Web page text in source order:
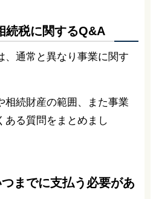
続税に関するQ&A
、通常と異なり事業に関す
相続財産の範囲、また事業
ある質問をまとめまし
までに支払う必要があ